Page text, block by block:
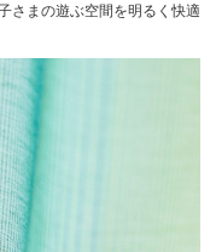
さまの遊ぶ空間を明るく快適